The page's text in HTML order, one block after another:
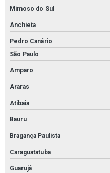
Hankison
Heater exchanger
High pressure piston pump
Hiross
Imi buschjost
Imi herion
Imi maxseal
Imi norgren
Mimoso do Sul
Anchieta
Pedro Canário
São Paulo
Amparo
Araras
Atibaia
Bauru
Bragança Paulista
Caraguatatuba
Guarujá